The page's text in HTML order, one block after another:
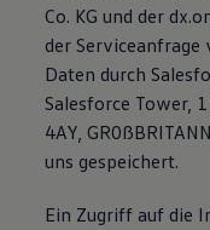
Co. KG und der
der
Daten durch
Salesforce Tower,
4AY,
uns gespeichert.
Ein Zugriff auf die